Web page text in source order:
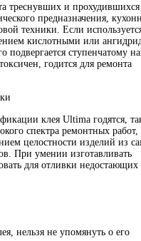
треснувших и прохудившихся
предназначения,
техники. Если
кислотными или
подвергается ступенчатому
годится для ремонта
клея Ultima годятся,
спектра ремонтных работ,
целостности изделий из
При умении изготавливать
для отливки недостающих
нельзя не упомянуть о его